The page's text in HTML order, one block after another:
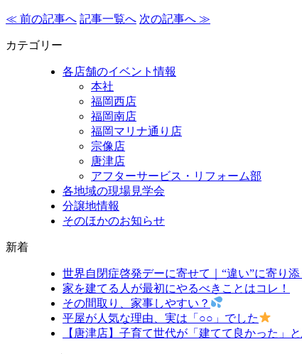
≪ 前の記事へ 記事一覧へ 次の記事へ ≫
カテゴリー
各店舗のイベント情報
本社
福岡西店
福岡南店
福岡マリナ通り店
宗像店
唐津店
アフターサービス・リフォーム部
各地域の現場見学会
分譲地情報
そのほかのお知らせ
新着
世界自閉症啓発デーに寄せて｜“違い”に寄り
家を建てる人が最初にやるべきことはコレ！
その間取り、家事しやすい？
平屋が人気な理由、実は「○○」でした
【唐津店】子育て世代が「建てて良かった」